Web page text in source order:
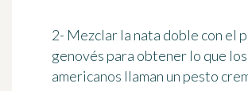
2- Mezclar la nata doble con el
genovés para obtener lo que los
americanos llaman un pesto